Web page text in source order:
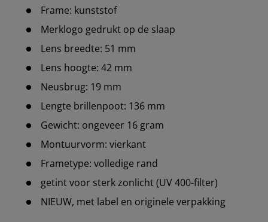
Frame: kunststof
Merklogo gedrukt op de slaap
Lens breedte: 51 mm
Lens hoogte: 42 mm
Neusbrug: 19 mm
Lengte brillenpoot: 136 mm
Gewicht: ongeveer 16 gram
Montuurvorm: vierkant
Frametype: volledige rand
getint voor sterk zonlicht (UV 400-filter)
NIEUW, met label en originele verpakking